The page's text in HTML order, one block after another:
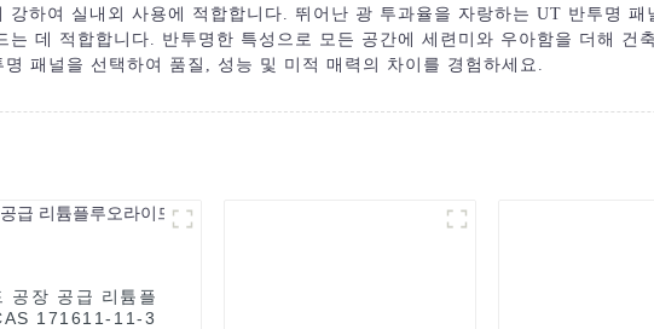
강하여 실내외 사용에 적합합니다. 뛰어난 광 투과율을 자랑하는 UT 반투명
는 데 적합합니다. 반투명한 특성으로 모든 공간에 세련미와 우아함을 더해 건
패널을 선택하여 품질, 성능 및 미적 매력의 차이를 경험하세요.
공장 공급 리튬플
171611-11-3